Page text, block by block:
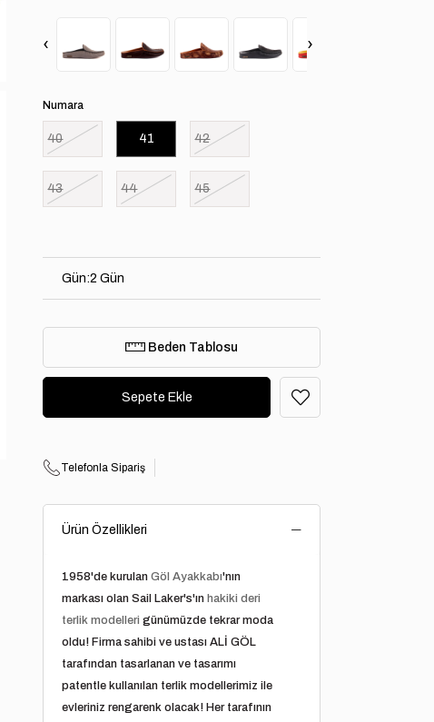
‹ ›
Numara
40 41 42
43 44 45
Gün:2 Gün
Beden Tablosu
Telefonla Sipariş
Ürün Özellikleri
1958'de kurulanGöl Ayakkabı'nın
markası olan Sail Laker's'ın hakiki deri
terlik modelleri günümüzde tekrar moda
oldu! Firma sahibi ve ustası ALİ GÖL
tarafından tasarlanan ve tasarımı
patentle kullanılan terlik modellerimiz ile
evleriniz rengarenk olacak! Her tarafının